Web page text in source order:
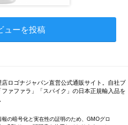
ューを投稿
ロゴナジャパン直営公式通販サイト。自社ブ
ァファラ」「スパイク」の日本正規輸入品を
報の暗号化と実在性の証明のため、GMOグロ